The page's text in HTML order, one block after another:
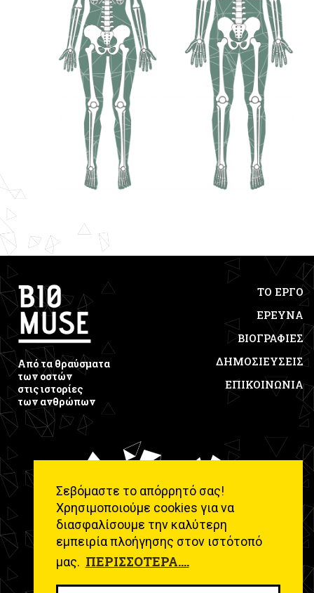
Σεβόμαστε το απόρρητό σας!
Χρησιμοποιούμε cookies για να
διασφαλίσουμε την καλύτερη
εμπειρία πλοήγησης στον ιστότοπό
μας. ΠΕΡΙΣΣΌΤΕΡΑ....
Από τα θραύσματα
των οστών
στις ιστορίες
των ανθρώπων
ΤΟ ΕΡΓΟ
ΕΡΕΥΝΑ
ΒΙΟΓΡΑΦΙΕΣ
ΔΗΜΟΣΙΕΥΣΕΙΣ
ΕΠΙΚΟΙΝΩΝΙΑ